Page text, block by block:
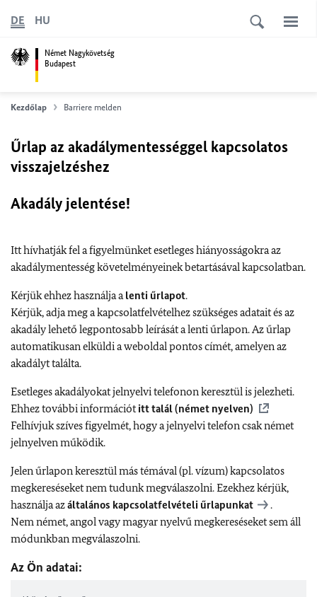
Német Nagykövetség
Budapest
DE HU
Kezdőlap Barriere melden
Űrlap az akadálymentességgel kapcsolatos
visszajelzéshez
Akadály jelentése!
Itt hívhatják fel a figyelmünket esetleges hiányosságokra az
akadálymentesség követelményeinek betartásával kapcsolatban.
Kérjük ehhez használja alenti űrlapot.
Kérjük, adja meg a kapcsolatfelvételhez szükséges adatait és az
akadály lehető legpontosabb leírását a lenti űrlapon. Az űrlap
automatikusan elküldi a weboldal pontos címét, amelyen az
akadályt találta.
Esetleges akadályokat jelnyelvi telefonon keresztül is jelezheti.
Ehhez további információtitt talál (német nyelven)
Felhívjuk szíves figyelmét, hogy a jelnyelvi telefon csak német
jelnyelven működik.
Jelen űrlapon keresztül más témával (pl. vízum) kapcsolatos
megkereséseket nem tudunk megválaszolni. Ezekhez kérjük,
használja azáltalános kapcsolatfelvételi űrlapunkat
.
Nem német, angol vagy magyar nyelvű megkereséseket sem áll
módunkban megválaszolni.
Az Ön adatai: